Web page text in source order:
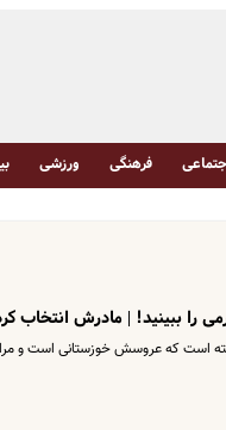
فرهنگی ورزشی
را ببینید! | مادرش انتخاب
است که عروسش خوزستانی است و